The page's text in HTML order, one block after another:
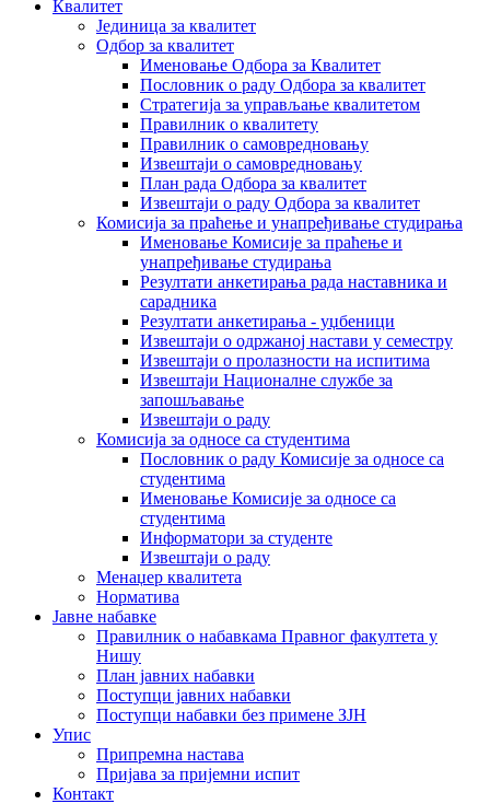
Квалитет
Јединица за квалитет
Одбор за квалитет
Именовање Одбора за Квалитет
Пословник о раду Одбора за квалитет
Стратегија за управљање квалитетом
Правилник о квалитету
Правилник о самовредновању
Извештаји о самовредновању
План рада Одбора за квалитет
Извештаји о раду Одбора за квалитет
Комисија за праћење и унапређивање студирања
Именовање Комисије за праћење и
унапређивање студирања
Резултати анкетирања рада наставника и
сарадника
Резултати анкетирања - уџбеници
Извештаји о одржаној настави у семестру
Извештаји о пролазности на испитима
Извештаји Националне службе за
запошљавање
Извештаји о раду
Комисија за односе са студентима
Пословник о раду Комисије за односе са
студентима
Именовање Комисије за односе са
студентима
Информатори за студенте
Извештаји о раду
Менаџер квалитета
Норматива
Јавне набавке
Правилник о набавкама Правног факултета у
Нишу
План јавних набавки
Поступци јавних набавки
Поступци набавки без примене ЗЈН
Упис
Припремна настава
Пријава за пријемни испит
Контакт